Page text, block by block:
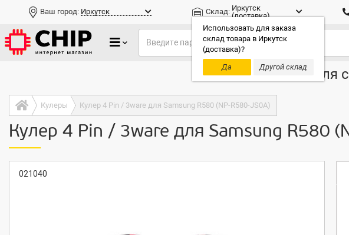
Ваш город: Иркутск Склад: Иркутск
(доставка)
Использовать для заказа
склад товара в Иркутск
(доставка)?
Да
Другой склад
Только доставка,
Кулеры Кулер 4 Pin / 3ware для Samsung R580 (NP-R580-JS0A)
Кулер 4 Pin / 3ware для Samsung R580
021040